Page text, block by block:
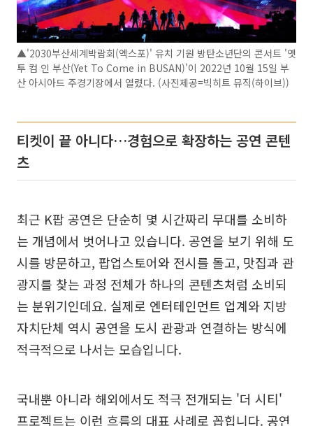
▲'2030부산세계박람회(엑스포)' 유치 기원 방탄소년단의 콘서트 '옛
투 컴 인 부산(Yet To Come in BUSAN)'이 2022년 10월 15일 부
산 아시아드 주경기장에서 열렸다. (사진제공=빅히트 뮤직(하이브))
티켓이 끝 아니다…경험으로 확장하는 공연 콘텐
츠
최근 K팝 공연은 단순히 몇 시간짜리 무대를 소비하
는 개념에서 벗어나고 있습니다. 공연을 보기 위해 도
시를 방문하고, 팝업스토어와 전시를 돌고, 맛집과 관
광지를 찾는 과정 전체가 하나의 콘텐츠처럼 소비되
는 분위기인데요. 실제로 엔터테인먼트 업계와 지방
자치단체 역시 공연을 도시 관광과 연결하는 방식에
적극적으로 나서는 모습입니다.
국내뿐 아니라 해외에서도 적극 전개되는 '더 시티'
프로젝트는 이런 흐름의 대표 사례로 꼽힙니다. 공연